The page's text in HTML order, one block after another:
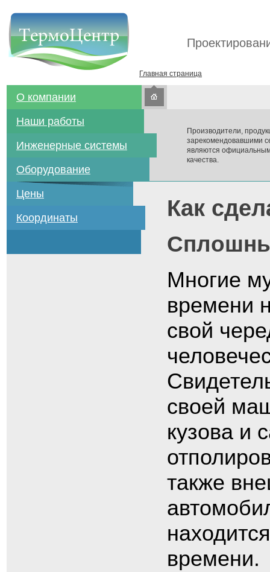
Главная страница
О компании
Наши работы
Инженерные системы
Оборудование
Цены
Координаты
Производители,
зарекомендовавшими
являются
качества.
Как
Многие
времени
свой
своей
кузова и
также
времени.